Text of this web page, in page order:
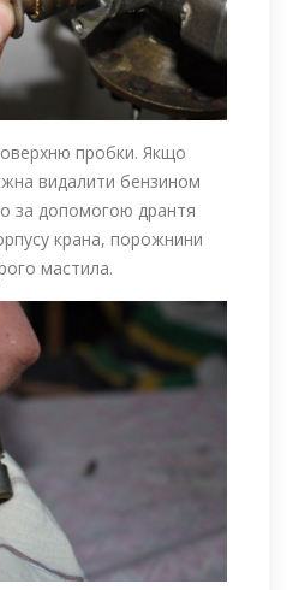
пробки. Якщо
видалити бензином
за допомогою дрантя
крана, порожнини
мастила.